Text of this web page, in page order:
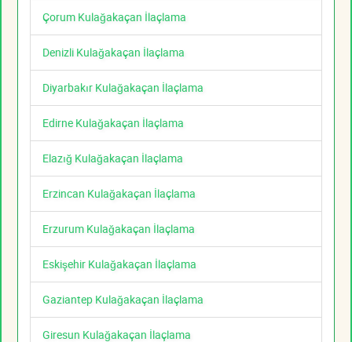
Çorum Kulağakaçan İlaçlama
Denizli Kulağakaçan İlaçlama
Diyarbakır Kulağakaçan İlaçlama
Edirne Kulağakaçan İlaçlama
Elazığ Kulağakaçan İlaçlama
Erzincan Kulağakaçan İlaçlama
Erzurum Kulağakaçan İlaçlama
Eskişehir Kulağakaçan İlaçlama
Gaziantep Kulağakaçan İlaçlama
Giresun Kulağakaçan İlaçlama